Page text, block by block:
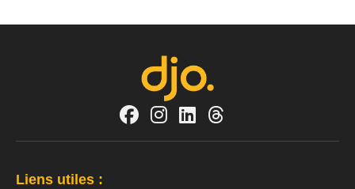
Liens utiles :